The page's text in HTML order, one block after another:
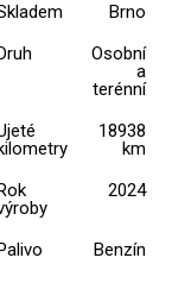
Brno
Osobní
a
terénní
18938
km
2024
Benzín